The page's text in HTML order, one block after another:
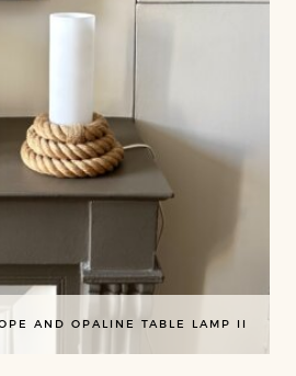
AND OPALINE TABLE LAMP II